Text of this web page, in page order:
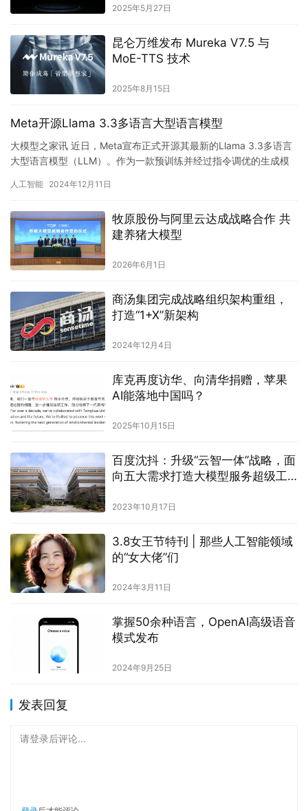
2025年5月27日
昆仑万维发布 Mureka V7.5 与
MoE-TTS 技术
2025年8月15日
Meta开源Llama 3.3多语言大型语言模型
大模型之家讯 近日，Meta宣布正式开源其最新的Llama 3.3多语言
大型语言模型（LLM）。作为一款预训练并经过指令调优的生成模
人工智能 2024年12月11日
牧原股份与阿里云达成战略合作 共
建养猪大模型
2026年6月1日
商汤集团完成战略组织架构重组，
打造“1+X”新架构
2024年12月4日
库克再度访华、向清华捐赠，苹果
AI能落地中国吗？
2025年10月15日
百度沈抖：升级“云智一体”战略，面
向五大需求打造大模型服务超级工
2023年10月17日
3.8女王节特刊 | 那些人工智能领域
的“女大佬”们
2024年3月11日
掌握50余种语言，OpenAI高级语音
模式发布
2024年9月25日
发表回复
请登录后评论...